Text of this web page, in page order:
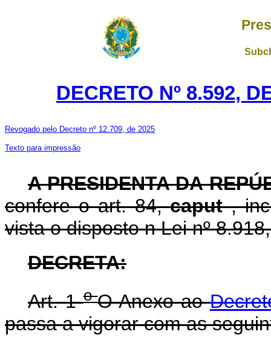
DECRETO Nº 8.592,
Revogado pelo Decreto nº 12.709, de 2025
Texto para impressão
A PRESIDENTA DA
confere o art. 84,caput,
vista o disposto n Lei nº
DECRETA:
Art. 1oO Anexo ao
passa a vigorar com as